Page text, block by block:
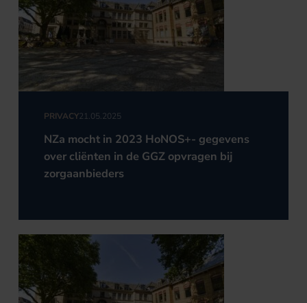
PRIVACY21.05.2025
NZa mocht in 2023 HoNOS+- gegevens
over cliënten in de GGZ opvragen bij
zorgaanbieders